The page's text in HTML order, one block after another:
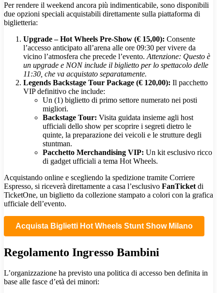
Per rendere il weekend ancora più indimenticabile, sono disponibili
due opzioni speciali acquistabili direttamente sulla piattaforma di
biglietteria:
Upgrade – Hot Wheels Pre-Show (€ 15,00): Consente
l’accesso anticipato all’arena alle ore 09:30 per vivere da
vicino l’atmosfera che precede l’evento. Attenzione: Questo è
un upgrade e NON include il biglietto per lo spettacolo delle
11:30, che va acquistato separatamente.
Legends Backstage Tour Package (€ 120,00): Il pacchetto
VIP definitivo che include:
Un (1) biglietto di primo settore numerato nei posti
migliori.
Backstage Tour: Visita guidata insieme agli host
ufficiali dello show per scoprire i segreti dietro le
quinte, la preparazione dei veicoli e le strutture degli
stuntman.
Pacchetto Merchandising VIP: Un kit esclusivo ricco
di gadget ufficiali a tema Hot Wheels.
Acquistando online e scegliendo la spedizione tramite Corriere
Espresso, si riceverà direttamente a casa l’esclusivo FanTicket di
TicketOne, un biglietto da collezione stampato a colori con la grafica
ufficiale dell’evento.
Acquista Biglietti Hot Wheels Stunt Show Milano
Regolamento Ingresso Bambini
L’organizzazione ha previsto una politica di accesso ben definita in
base alle fasce d’età dei minori: